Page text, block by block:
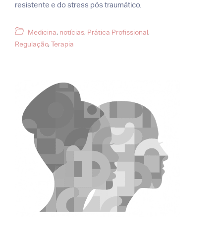
resistente e do stress pós traumático.
Categorias
Medicina, notícias, Prática Profissional,
Regulação,Terapia